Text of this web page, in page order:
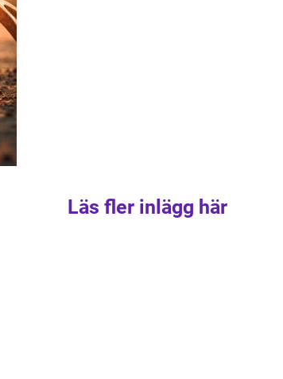
Läs fler inlägg här